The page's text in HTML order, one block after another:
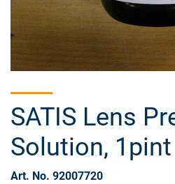
SATIS Lens
Solution, 1pint
Art. No. 92007720